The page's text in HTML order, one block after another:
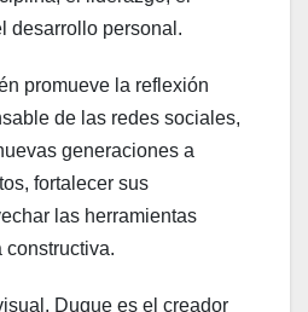
desarrollo personal.
promueve la reflexión
de las redes sociales,
generaciones a
fortalecer sus
las herramientas
constructiva.
Duque es el creador